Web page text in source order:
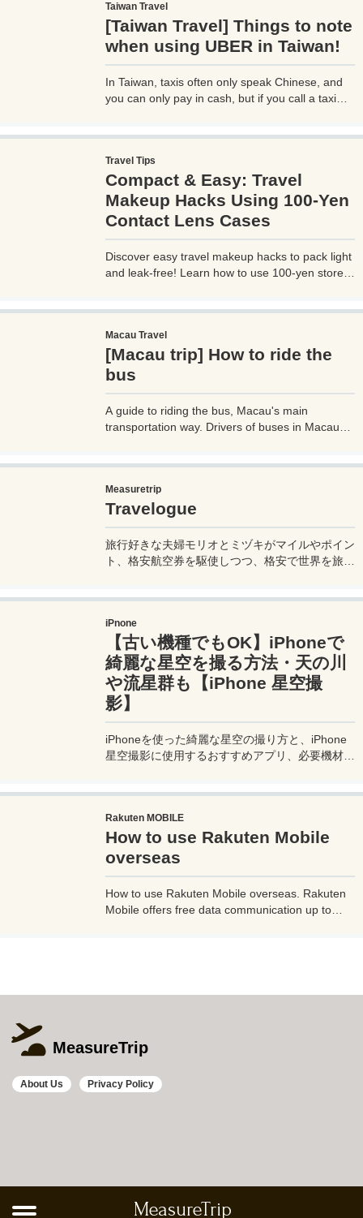
カード 」の魅力とメリット、デメリットを交え
詳しく紹介していきたい。
Taiwan Travel
[Taiwan Travel] Things to note
when using UBER in Taiwan!
In Taiwan, taxis often only speak Chinese, and
you can only pay in cash, but if you call a taxi
when using UBER, as if you are not careful, you
may be hit with an unexpectedly high bill.
Travel Tips
Compact & Easy: Travel
Makeup Hacks Using 100-Yen
Contact Lens Cases
Discover easy travel makeup hacks to pack light
and leak-free! Learn how to use 100-yen store
Macau Travel
[Macau trip] How to ride the
bus
A guide to riding the bus, Macau's main
transportation way. Drivers of buses in Macau
know how to ride buses in Macau so you can get
around the place. Let's prepare.
Measuretrip
Travelogue
旅行好きな夫婦モリオとミヅキがマイルやポイン
ト、格安航空券を駆使しつつ、格安で世界を旅す
便利な情報、かかった費用など様々な情報をお届
け！夫婦喧嘩あり、ホロッと涙することもあり、
中年夫婦の等身大旅行記ブログ。
iPnone
【古い機種でもOK】iPhoneで
綺麗な星空を撮る方法・天の川
や流星群も【iPhone 星空撮
影】
iPhoneを使った綺麗な星空の撮り方と、iPhone
星空撮影に使用するおすすめアプリ、必要機材な
ば流星群の流れ星も撮影可能なので、iPhoneで
綺麗な星空撮影をしたいときはチャレンジしてみ
よう。
Rakuten MOBILE
How to use Rakuten Mobile
overseas
How to use Rakuten Mobile overseas. Rakuten
Mobile offers free data communication up to
MeasureTrip
About Us Privacy Policy
MeasureTrip